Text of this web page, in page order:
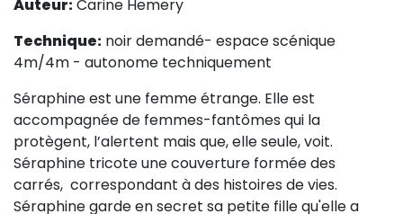
(Portraits, actions, collaborations)
(Documents, études, publications)
Auteur:Carine Hemery
Technique: noir demandé- espace scénique
4m/4m - autonome techniquement
Séraphine est une femme étrange. Elle est
accompagnée de femmes-fantômes qui la
protègent, l’alertent mais que, elle seule, voit.
Séraphine tricote une couverture formée des
carrés, correspondant à des histoires de vies.
Séraphine garde en secret sa petite fille qu'elle a